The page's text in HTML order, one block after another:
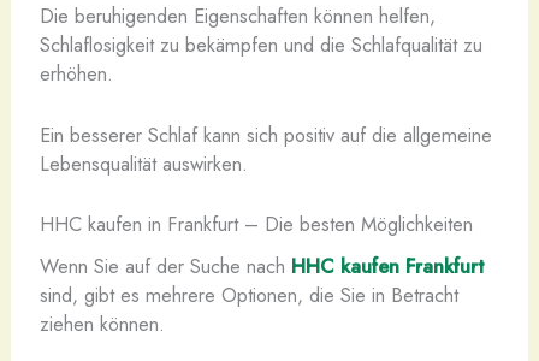
Die beruhigenden Eigenschaften können helfen,
Schlaflosigkeit zu bekämpfen und die Schlafqualität zu
erhöhen.
Ein besserer Schlaf kann sich positiv auf die allgemeine
Lebensqualität auswirken.
HHC kaufen in Frankfurt – Die besten Möglichkeiten
Wenn Sie auf der Suche nach HHC kaufen Frankfurt
sind, gibt es mehrere Optionen, die Sie in Betracht
ziehen können.